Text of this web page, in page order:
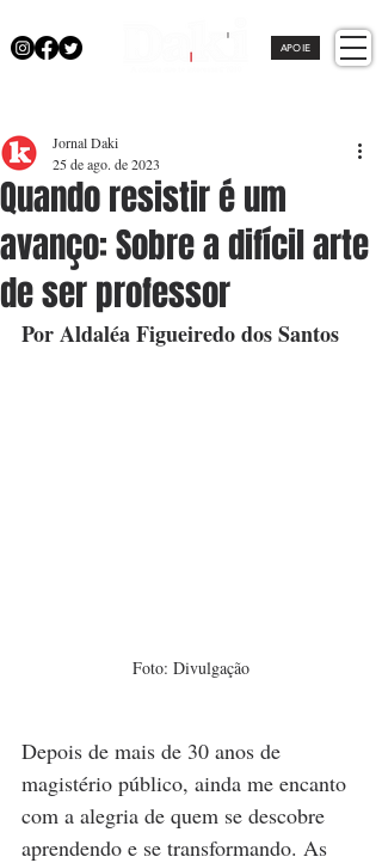
APOIE
Quando resistir é um
avanço: Sobre a difícil arte
de ser professor
Jornal Daki
25 de ago. de 2023
Por Aldaléa Figueiredo dos Santos
Foto: Divulgação
Depois de mais de 30 anos de
magistério público, ainda me encanto
com a alegria de quem se descobre
aprendendo e se transformando. As